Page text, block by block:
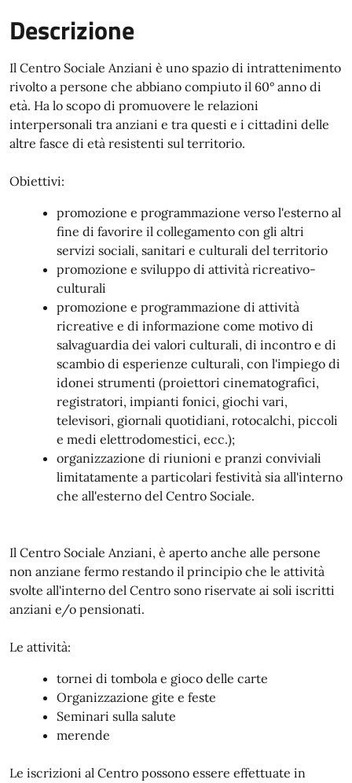
Descrizione
Il Centro Sociale Anziani è uno spazio di intrattenimento
rivolto a persone che abbiano compiuto il 60° anno di
età. Ha lo scopo di promuovere le relazioni
interpersonali tra anziani e tra questi e i cittadini delle
altre fasce di età resistenti sul territorio.
Obiettivi:
promozione e programmazione verso l'esterno al
fine di favorire il collegamento con gli altri
servizi sociali, sanitari e culturali del territorio
promozione e sviluppo di attività ricreativo-
culturali
promozione e programmazione di attività
ricreative e di informazione come motivo di
salvaguardia dei valori culturali, di incontro e di
scambio di esperienze culturali, con l'impiego di
idonei strumenti (proiettori cinematografici,
registratori, impianti fonici, giochi vari,
televisori, giornali quotidiani, rotocalchi, piccoli
e medi elettrodomestici, ecc.);
organizzazione di riunioni e pranzi conviviali
limitatamente a particolari festività sia all'interno
che all'esterno del Centro Sociale.
Il Centro Sociale Anziani, è aperto anche alle persone
non anziane fermo restando il principio che le attività
svolte all'interno del Centro sono riservate ai soli iscritti
anziani e/o pensionati.
Le attività:
tornei di tombola e gioco delle carte
Organizzazione gite e feste
Seminari sulla salute
merende
Le iscrizioni al Centro possono essere effettuate in